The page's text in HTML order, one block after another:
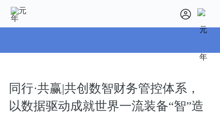
同行·共赢|共创数智财务管控体系，
以数据驱动成就世界一流装备“智”造